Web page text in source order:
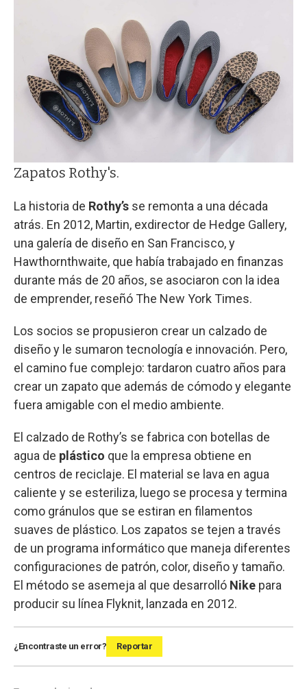
Zapatos Rothy's.
La historia de Rothy’s se remonta a una década
atrás. En 2012, Martin, exdirector de Hedge Gallery,
una galería de diseño en San Francisco, y
Hawthornthwaite, que había trabajado en finanzas
durante más de 20 años, se asociaron con la idea
de emprender, reseñó The New York Times.
Los socios se propusieron crear un calzado de
diseño y le sumaron tecnología e innovación. Pero,
el camino fue complejo: tardaron cuatro años para
crear un zapato que además de cómodo y elegante
fuera amigable con el medio ambiente.
El calzado de Rothy’s se fabrica con botellas de
agua de plástico que la empresa obtiene en
centros de reciclaje. El material se lava en agua
caliente y se esteriliza, luego se procesa y termina
como gránulos que se estiran en filamentos
suaves de plástico. Los zapatos se tejen a través
de un programa informático que maneja diferentes
configuraciones de patrón, color, diseño y tamaño.
El método se asemeja al que desarrolló Nike para
producir su línea Flyknit, lanzada en 2012.
¿Encontraste un error? Reportar